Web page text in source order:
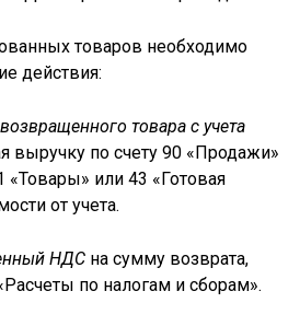
товаров необходимо
действия:
товара с учета
выручку по счету 90 «Продажи»
«Товары» или 43 «Готовая
от учета.
НДС на сумму возврата,
по налогам и сборам».